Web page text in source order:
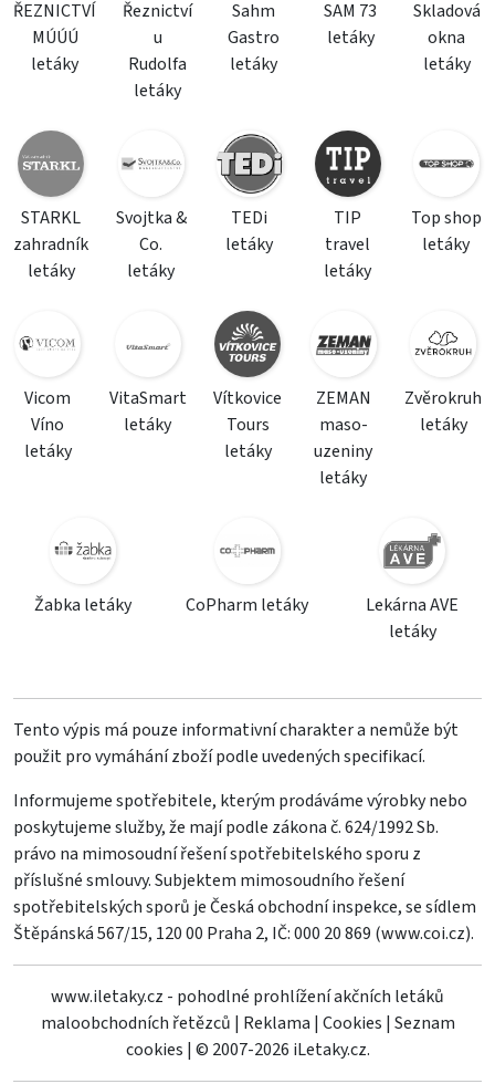
ŘEZNICTVÍ
MÚÚÚ
letáky
Řeznictví
u
Rudolfa
letáky
Sahm
Gastro
letáky
SAM 73
letáky
Skladová
okna
letáky
STARKL
zahradník
letáky
Svojtka &
Co.
letáky
TEDi
letáky
TIP
travel
letáky
Top shop
letáky
Vicom
Víno
letáky
VitaSmart
letáky
Vítkovice
Tours
letáky
ZEMAN
maso-
uzeniny
letáky
Zvěrokruh
letáky
Žabka letáky CoPharm letáky
Lekárna AVE
letáky
Tento výpis má pouze informativní charakter a nemůže být
použit pro vymáhání zboží podle uvedených specifikací.
Informujeme spotřebitele, kterým prodáváme výrobky nebo
poskytujeme služby, že mají podle zákona č. 624/1992 Sb.
právo na mimosoudní řešení spotřebitelského sporu z
příslušné smlouvy. Subjektem mimosoudního řešení
spotřebitelských sporů je Česká obchodní inspekce, se sídlem
Štěpánská 567/15, 120 00 Praha 2, IČ: 000 20 869 (www.coi.cz).
www.iletaky.cz - pohodlné prohlížení akčních letáků
maloobchodních řetězců | Reklama | Cookies | Seznam
cookies | © 2007-2026 iLetaky.cz.